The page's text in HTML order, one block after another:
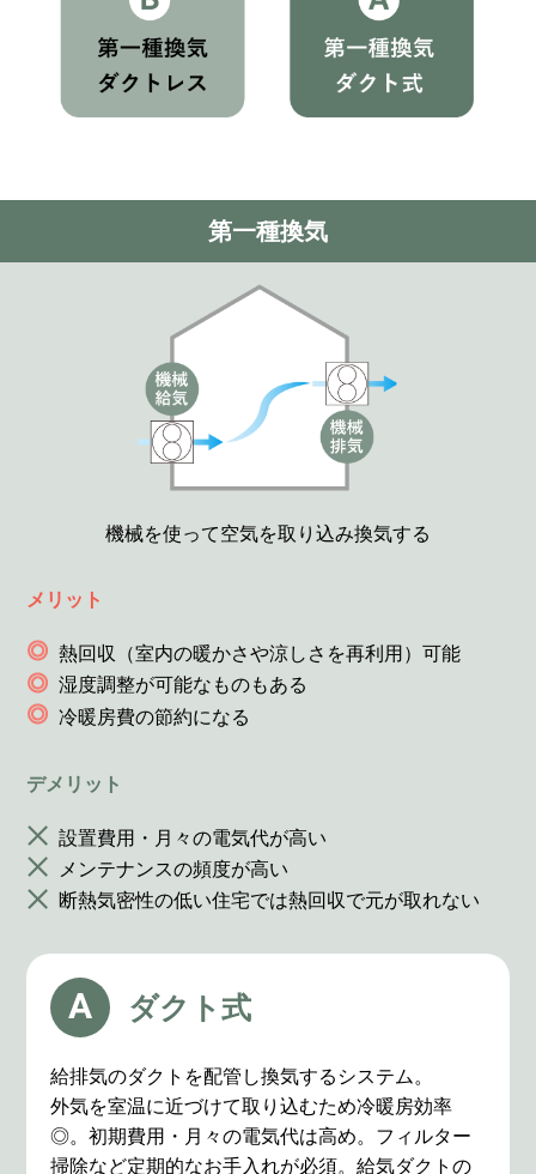
第一種換気
機械を使って空気を取り込み換気する
メリット
熱回収（室内の暖かさや涼しさを再利用）可能
湿度調整が可能なものもある
冷暖房費の節約になる
デメリット
設置費用・月々の電気代が高い
メンテナンスの頻度が高い
断熱気密性の低い住宅では熱回収で元が取れない
A ダクト式
給排気のダクトを配管し換気するシステム。
外気を室温に近づけて取り込むため冷暖房効率
◎。初期費用・月々の電気代は高め。フィルター
掃除など定期的なお手入れが必須。給気ダクトの